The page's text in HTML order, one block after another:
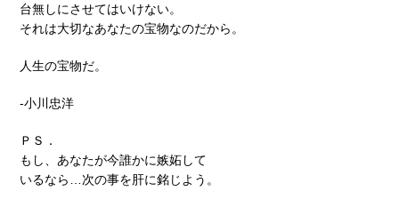
台無しにさせてはいけない。
それは大切なあなたの宝物なのだから。
人生の宝物だ。
-小川忠洋
ＰＳ．
もし、あなたが今誰かに嫉妬して
いるなら…次の事を肝に銘じよう。